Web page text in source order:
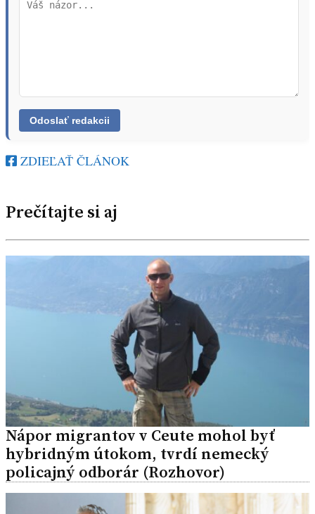
ZDIEĽAŤ ČLÁNOK
Prečítajte si aj
Nápor migrantov v Ceute mohol byť
hybridným útokom, tvrdí nemecký
policajný odborár (Rozhovor)